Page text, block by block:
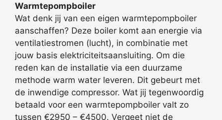
Warmtepompboiler
Wat denk jij van een eigen warmtepompboiler
aanschaffen? Deze boiler komt aan energie via
ventilatiestromen (lucht), in combinatie met
jouw basis elektriciteitsaansluiting. Om die
reden kan de installatie via een duurzame
methode warm water leveren. Dit gebeurt met
de inwendige compressor. Wat jij tegenwoordig
betaald voor een warmtepompboiler valt zo
tussen €2950 – €4500. Vergeet niet de